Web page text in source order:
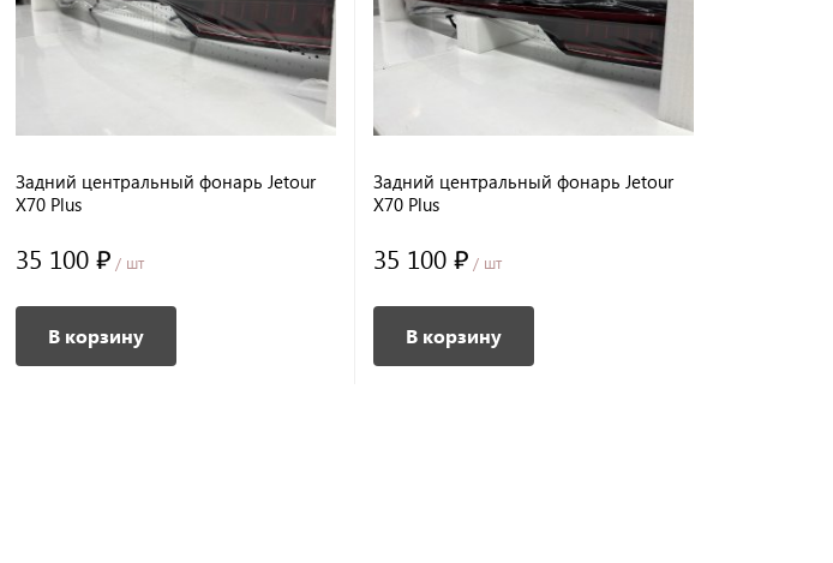
Задний центральный фонарь Jetour
X70 Plus
35 100 ₽ / шт
В корзину
Задний центральный фонарь Jetour
X70 Plus
35 100 ₽ / шт
В корзину